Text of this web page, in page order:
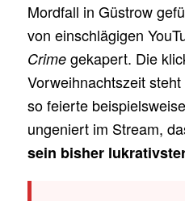
Mordfall in Güstrow
von einschlägigen
Crimegekapert. Die
Vorweihnachtszeit
so feierte
ungeniert im Stream,
sein bisher